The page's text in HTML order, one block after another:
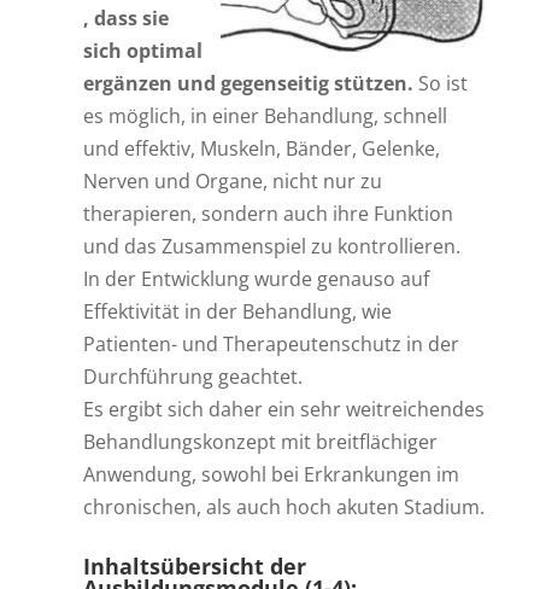
, dass sie
sich optimal
ergänzen und gegenseitig stützen. So ist
es möglich, in einer Behandlung, schnell
und effektiv, Muskeln, Bänder, Gelenke,
Nerven und Organe, nicht nur zu
therapieren, sondern auch ihre Funktion
und das Zusammenspiel zu kontrollieren.
In der Entwicklung wurde genauso auf
Effektivität in der Behandlung, wie
Patienten- und Therapeutenschutz in der
Durchführung geachtet.
Es ergibt sich daher ein sehr weitreichendes
Behandlungskonzept mit breitflächiger
Anwendung, sowohl bei Erkrankungen im
chronischen, als auch hoch akuten Stadium.
Inhaltsübersicht der